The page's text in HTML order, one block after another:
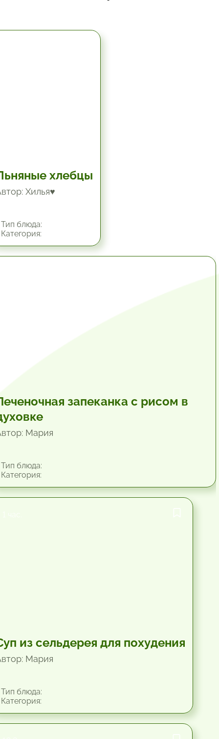
хлебцы
Хилья♥
блюда:
запеканка с рисом в
Мария
блюда:
из сельдерея для похудения
Мария
блюда: